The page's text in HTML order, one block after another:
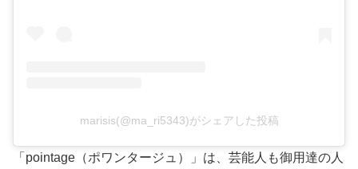
marisis(@ma_ri5343)がシェアした投稿
「pointage（ポワンタージュ）」は、芸能人も御用達の人